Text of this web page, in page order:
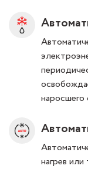
наросшего
нагрев